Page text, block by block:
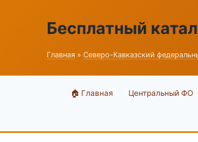
Бесплатный
Главная » Северо-Кавказский
🏠 Главная Центральный ФО